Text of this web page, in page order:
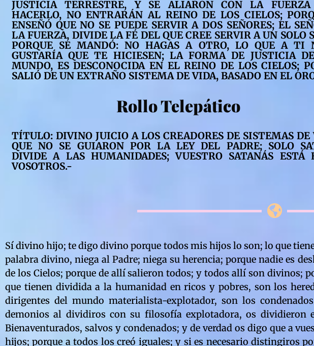
JUSTICIA TERRESTRE, Y SE ALIARON CON LA FUERZA
HACERLO, NO ENTRARÁN AL REINO DE LOS CIELOS;
ENSEÑÓ QUE NO SE PUEDE SERVIR A DOS SEÑORES; EL
LA FUERZA, DIVIDE LA FÉ DEL QUE CREE SERVIR A UN SOLO
PORQUE SE MANDÓ: NO HAGAS A OTRO, LO QUE A TI
GUSTARÍA QUE TE HICIESEN; LA FORMA DE JUSTICIA
MUNDO, ES DESCONOCIDA EN EL REINO DE LOS CIELOS;
SALIÓ DE UN EXTRAÑO SISTEMA DE VIDA, BASADO EN EL
Rollo Telepático
TÍTULO: DIVINO JUICIO A LOS CREADORES DE SISTEMAS DE
QUE NO SE GUIARON POR LA LEY DEL PADRE; SOLO
DIVIDE A LAS HUMANIDADES; VUESTRO SATANÁS ESTÁ
VOSOTROS.-
Sí divino hijo; te digo divino porque todos mis hijos lo son; lo que tiene el Padre, lo tienen los hijos; y el que no reconozca la palabra divino, niega al Padre; niega su herencia; porque nadie es desheredado; el que diga lo contrario, no entra al Reino de los Cielos; porque de allí salieron todos; y todos allí son divinos; porque vienen de dios; los demonios de tu mundo; los que tienen dividida a la humanidad en ricos y pobres, son los herederos de satanás, porque sólo satanás se divide; los dirigentes del mundo materialista-explotador, son los condenados del mundo; porque de verdad os digo, que estos demonios al dividiros con su filosofía explotadora, os dividieron en tres categorías con respecto a la espíritualidad: Bienaventurados, salvos y condenados; y de verdad os digo que a vuestro Creador, no le agrada dividir en categorías a sus hijos; porque a todos los creó iguales; y si es necesario distingiros por categorías, se debe a vuestros rectores del mundo; porque tres cuartas partes de vuestras culpabilidades, se debe a estos demonios; y sobre ellos recaerá el peso de la ley; acusados son por el Padre Jehova, ante el universo, de dividir a un mundo en ricos y pobres; y tratar de perpetuar tal división; porque cuando mis humildes y explotados, tratan de librarse de sus demonios, éstos haciendo uso de poder y de fuerza, los anulan; olvidando estos falsos cristianos la divina parábola: No hagas a otro, lo que a tí no quisieras que te hiciesen; a ellos no les gustaría que los dividieran; y así les vá a ocurrir; porque con la vara que midieron, serán medidos; no tenían ningún derecho a hacerlo; y todos los que lo intentaron en el pasado de la Tierra, las están pagando en las tinieblas; me refiero a un pasado de vuestro mundo que no conocísteis; pues no estábais en esos presentes; fué un pasado de eternidades antes que naciera el paraíso de Adán y Eva; porque no sóis los únicos; nadie es único; sólo el Padre que no tiene ni principio ni fín, es único; hubo otros demonios que trataron de ser únicos y se valieron de la fuerza; entre los infinitos que hubieron, están los malditos faraones; que mucho tienen que ver con el principio de vuestro mundo; estos demonios de una sabiduría superior a la vuestra, se tentaron también con el poder; se creyeron más que el Creador mismo; y siguieron sus propios impulsos; olvidándose del mandato celestial; les ocurrió lo mismo lo que le ocurrió a los creadores de vuestro capitalismo explotador; y de verdad os digo, que los espíritus capitalistas son espíritus de la era faraónica; porque la filosofía se transforma a medida que los espíritus nacen de nuevo; la transformación de un espíritu es progresiva y relativa al propio interés del espíritu; las inclinaciones y las imperfecciones no desaparecen del todo; la cualidad y la calidad van variando de exsistencias en exsistencias; y lo que en el pasado se hacía de un modo, en otro presente se hace de otro modo; es la misma cosa modificada; el interior espíritual es influenciado por el exterior material; las circunstancias inesperadas que encuentra cada criatura en la vida, le hacen variar su libre albedrío; y es así que vuestros explotadores, se amoldan a vosotros; y vosotros a ellos; porque de verdad os digo, que si diera un poder de destruir vuestro mundo inmoral, a uno de sus explotados, estad seguros que éste os haría volar; y estad seguros que sería un condenado en el Reino de los Cielos; porque con ello atropelló la ley del Padre; que dice: No matarás; así también lo hicieron los que os alimentan con su sistema de vida explotador; vienen matando en forma pasiva a mi rebaño; les hacen sufrir en el planeta, y no los dejan entrar al Reino de los Cielos; ¿comprendéis ahora, por qué es tragedia? los demonios de vuestro sistema de vida, os hablan de legalidad, derechos, propiedad privada, exclusividad, prohibición, control, etc, ¿y qué poder moral humano, les asiste, si ellos han cometido la más grande inmoralidad? la de dividir un planeta; lo que jamás haría un humilde; siendo que todo humilde, debió ser el primero en este mundo; el que debió gobernar; y vosotros demonios del mundo, hicísteis lo contrario; ¿en dónde están mis humildes? ¿tienen lo mejor de este mundo? ¿tienen las mejores habitaciones? ¿tienen abundancia? ciertamente que nó; las tenéis vosotros malditos; y os valísteis del poder del oro; tal como lo hicísteis en el pasado; en el pasado fascinásteis al pueblo de Israel ilusionándolo con el oro; he aquí la herencia que dejásteis malditos al mundo; la ambición, la avaricia, la explotación, el engaño, la estafa, el escándalo y la inmoralidad viviente; lo que hicísteis en el pasado, lo perfeccionáis en este presente; lo revestís de legalidad que nada vale en el Reino de los Cielos; sóis el satanás de las escrituras; y no exsiste otro; vuestra herencia para el mundo, es herencia de tragedia; porque por vosotros demonios, esta humanidad sufrirá un llorar y crujir de dientes; porque la ilusionásteis con falsos derechos; salidos de la violación misma, de lo que es del Padre; vuestros derechos demonios, se desconocen en el Reino de los Cielos; y esta ley que no es ley del Padre, cae sobre todas las generaciones del mundo; y por vosotros, la filosofía que vivieron los terrestres, los hacen unos desconocidos en el Reino; porque antes de conocer la vida humana todo espíritu humano, prometió al Creador, no dividir su espíritu con otras filosofías que no fuera la del Creador; que no divide a nadie; porque la verdad es una; y prometieron a la vez, no dividir a nadie; no hacer a otros, lo que a cada uno no le